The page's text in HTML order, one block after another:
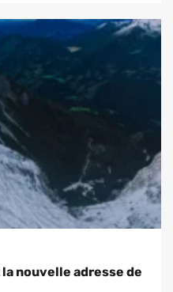
nouvelle adresse de